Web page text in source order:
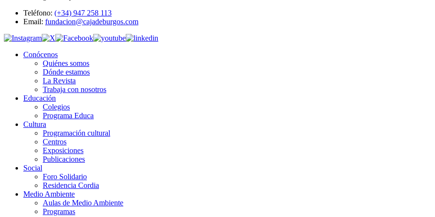
Teléfono: (+34) 947 258 113
Email: fundacion@cajadeburgos.com
Conócenos
Quiénes somos
Dónde estamos
La Revista
Trabaja con nosotros
Educación
Colegios
Programa Educa
Cultura
Programación cultural
Centros
Exposiciones
Publicaciones
Social
Foro Solidario
Residencia Cordia
Medio Ambiente
Aulas de Medio Ambiente
Programas